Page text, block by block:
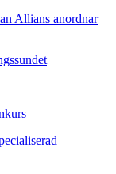
Allians anordnar